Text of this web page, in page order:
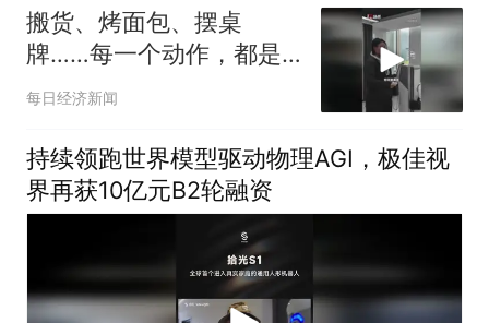
搬货、烤面包、摆桌
牌……每一个动作，都是
从零开始的“第一课”
每日经济新闻
持续领跑世界模型驱动物理AGI，极佳视
界再获10亿元B2轮融资